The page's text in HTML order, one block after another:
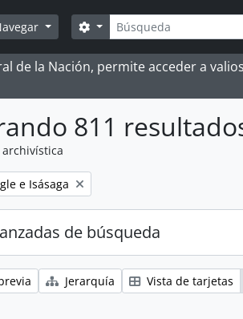
Búsqueda
Search options
de la Nación, permite acceder a
811
e Isásaga
de búsqueda
Jerarquía Vista de tarjetas